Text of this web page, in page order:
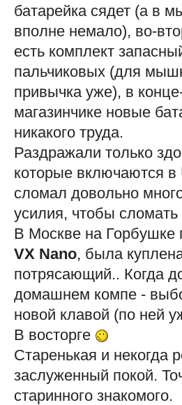
батарейка сядет (а в
вполне немало), во-
есть комплект
пальчиковых (для
привычка уже), в
магазинчике новые
никакого труда.
Раздражали только
которые включаются
сломал довольно
усилия, чтобы сломать
В Москве на
VX Nano, была
потрясающий.. Когда
домашнем компе -
новой клавой (по ней
В восторге
Старенькая и некогда
заслуженный покой.
старинного знакомого.